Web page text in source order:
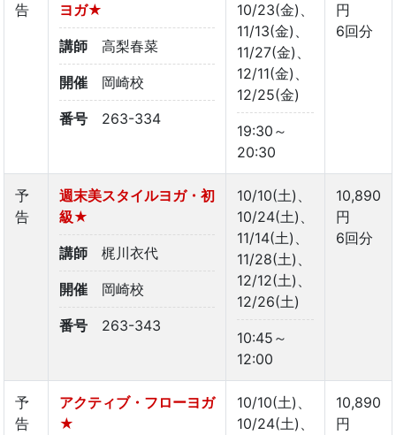
告
ヨガ★
講師 高梨春菜
開催 岡崎校
番号 263-334
10/23(金)、
11/13(金)、
11/27(金)、
12/11(金)、
12/25(金)
19:30～
20:30
円
6回分
予
告
週末美スタイルヨガ・初
級★
講師 梶川衣代
開催 岡崎校
番号 263-343
10/10(土)、
10/24(土)、
11/14(土)、
11/28(土)、
12/12(土)、
12/26(土)
10:45～
12:00
10,890
円
6回分
予
告
アクティブ・フローヨガ
★
10/10(土)、
10/24(土)、
10,890
円